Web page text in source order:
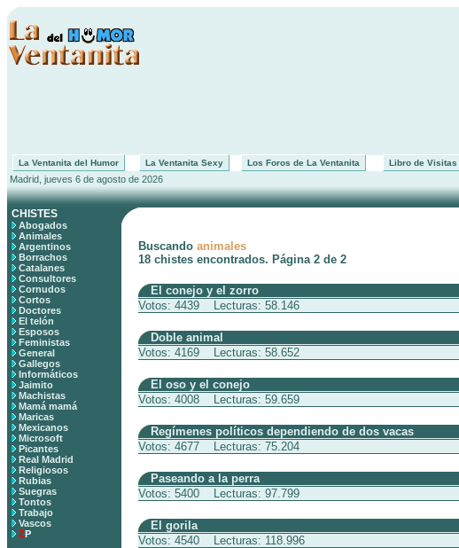
La Ventanita del Humor La Ventanita Sexy Los Foros de La Ventanita Libro de Visitas
Madrid, jueves 6 de agosto de 2026
CHISTES
Abogados
Animales
Argentinos
Borrachos
Catalanes
Consultores
Cornudos
Cortos
Doctores
El telón
Esposos
Feministas
General
Gallegos
Informáticos
Jaimito
Machistas
Mamá mamá
Maricas
Mexicanos
Microsoft
Picantes
Real Madrid
Religiosos
Rubias
Suegras
Tontos
Trabajo
Vascos
ZP
Buscando animales
18 chistes encontrados. Página 2 de 2
El conejo y el zorro
Votos: 4439 Lecturas: 58.146
Doble animal
Votos: 4169 Lecturas: 58.652
El oso y el conejo
Votos: 4008 Lecturas: 59.659
Regímenes políticos dependiendo de dos vacas
Votos: 4677 Lecturas: 75.204
Paseando a la perra
Votos: 5400 Lecturas: 97.799
El gorila
Votos: 4540 Lecturas: 118.996